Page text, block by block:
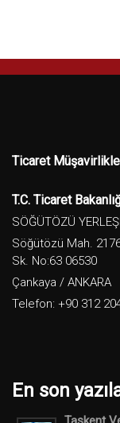
Ticaret
T.C. Ticaret
SÖĞÜTÖZÜ
Söğütözü Mah.
Sk. No:63 06530
Çankaya / ANKARA
Telefon: +90 312
En son